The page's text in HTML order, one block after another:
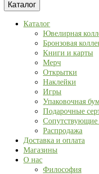
Каталог
Каталог
Ювелирная
Бронзовая
Книги и карты
Мерч
Открытки
Наклейки
Игры
Упаковочная
Подарочные
Сопутствующие
Распродажа
Доставка и оплата
Магазины
О нас
Философия